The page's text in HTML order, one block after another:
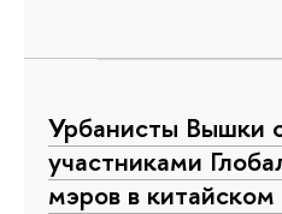
Урбанисты Вышки
участниками
мэров в